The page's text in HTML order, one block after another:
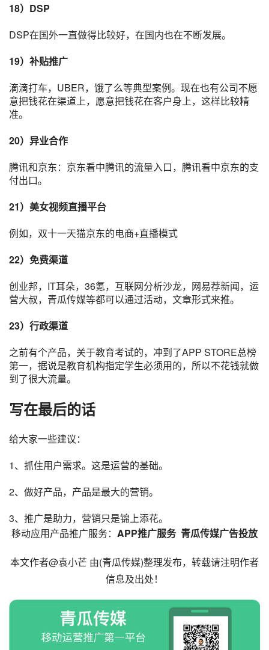
18）DSP
DSP在国外一直做得比较好，在国内也在不断发展。
19）补贴推广
滴滴打车，UBER，饿了么等典型案例。现在也有公司不愿
意把钱花在渠道上，愿意把钱花在客户身上，这样比较精
准。
20）异业合作
腾讯和京东：京东看中腾讯的流量入口，腾讯看中京东的支
付出口。
21）美女视频直播平台
例如， 双十一天猫京东的电商+直播模式
22） 免费渠道
创业邦，IT耳朵， 36氪，互联网分析沙龙，网易荐新闻，运
营大叔，青瓜传媒等都可以通过活动，文章形式来推。
23）行政渠道
之前有个产品，关于教育考试的，冲到了APP STORE总榜
第一，据说是教育机构指定学生必须用的，所以不花钱就做
到了很大流量。
写在最后的话
给大家一些建议：
1、抓住用户需求。这是运营的基础。
2、做好产品，产品是最大的营销。
3、推广是助力，营销只是锦上添花。
移动应用产品推广服务： APP推广服务 青瓜传媒广告投放
本文作者@袁小芒 由(青瓜传媒)整理发布，转载请注明作者
信息及出处！